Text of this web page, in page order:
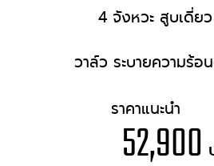
4 จังหวะ สูบเดี่ย
วาล์ว ระบายความร้อ
ราคาแนะนำ
52,900